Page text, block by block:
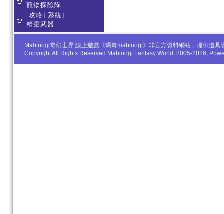
寵物探險隊
[攻略][系統]
精靈武器
Mabinogi奇幻世界 線上遊戲《瑪奇mabinogi》非官方資料網站，提供道
Copyright All Rights Reserved Mabinogi Fantasy World. 2005-2026,